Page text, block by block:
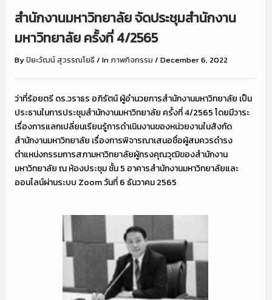
สำนักงานมหาวิทยาลัย จัดประชุมสำนักงาน
มหาวิทยาลัย ครั้งที่ 4/2565
Byปิยะวัฒน์ สุวรรณโยธี/ Inภาพกิจกรรม / December 6, 2022
ว่าที่ร้อยตรี ดร.วราธร อภิรัตน์ ผู้อำนวยการสำนักงานมหาวิทยาลัย เป็น
ประธานในการประชุมสำนักงานมหาวิทยาลัย ครั้งที่ 4/2565 โดยมีวาระ
เรื่องการแลกเปลี่ยนเรียนรู้การดำเนินงานของหน่วยงานในสังกัด
สำนักงานมหาวิทยาลัย เรื่องการพิจารณาเสนอชื่อผู้สมควรดำรง
ตำแหน่งกรรมการสภามหาวิทยาลัยผู้ทรงคุณวุฒิของสำนักงาน
มหาวิทยาลัย ณ ห้องประชุม ชั้น 5 อาคารสำนักงานมหาวิทยาลัยและ
ออนไลน์ผ่านระบบ Zoom วันที่ 6 ธันวาคม 2565